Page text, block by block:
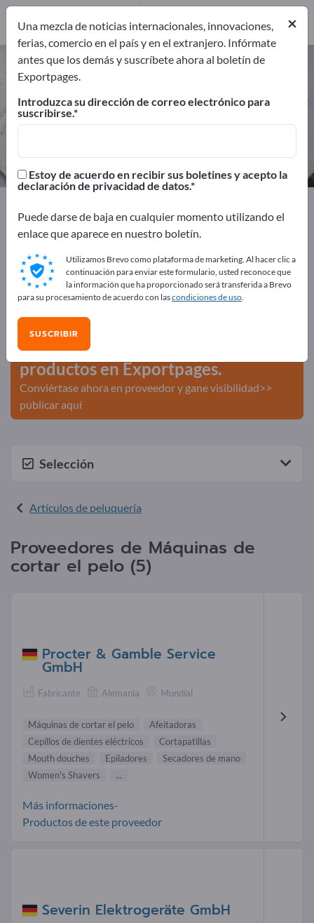
Máquinas de cortar el pelo –
encuentre fabricantes y
proveedores
5 5
Fabricantes5
Consumibles comerciales
Artículos de peluquería
Máquinas de cortar el pelo
¡Anúnciese gratis en Exportpages!
Necesidades – Ofertas – Productos usados – Contactos
comerciales >> Empiece aquí
Publique su empresa y sus
productos en Exportpages.
Conviértase ahora en proveedor y gane visibilidad>>
publicar aquí
Selección
Artículos de peluquería
Proveedores de Máquinas de
cortar el pelo (5)
Procter & Gamble Service
GmbH
Fabricante Alemania Mundial
Máquinas de cortar el pelo
Afeitadoras
Cepillos de dientes eléctricos
Cortapatillas
Mouth douches
Epiladores
Secadores de mano
Women's Shavers
...
Más informaciones-
Productos de este proveedor
Severin Elektrogeräte GmbH
×
Una mezcla de noticias internacionales, innovaciones,
ferias, comercio en el país y en el extranjero. Infórmate
antes que los demás y suscríbete ahora al boletín de
Exportpages.
Introduzca su dirección de correo electrónico para
suscribirse.
Estoy de acuerdo en recibir sus boletines y acepto la
declaración de privacidad de datos.
Puede darse de baja en cualquier momento utilizando el
enlace que aparece en nuestro boletín.
Utilizamos Brevo como plataforma de marketing. Al hacer clic a
continuación para enviar este formulario, usted reconoce que
la información que ha proporcionado será transferida a Brevo
para su procesamiento de acuerdo con lascondiciones de uso.
SUSCRIBIR